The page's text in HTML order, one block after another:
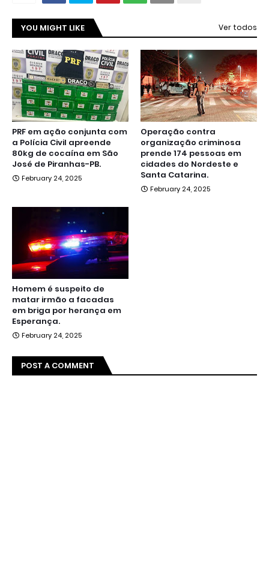
YOU MIGHT LIKE Ver todos
PRF em ação conjunta com
a Polícia Civil apreende
80kg de cocaína em São
José de Piranhas-PB.
February 24, 2025
Operação contra
organização criminosa
prende 174 pessoas em
cidades do Nordeste e
Santa Catarina.
February 24, 2025
Homem é suspeito de
matar irmão a facadas
em briga por herança em
Esperança.
February 24, 2025
POST A COMMENT